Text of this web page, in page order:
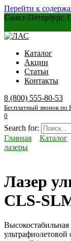
Перейти к
Санкт-Петербург,
Каталог
Акции
Статьи
Контакты
8 (800) 555-80-53
Бесплатный звонок по
0
Search for:
Главная
Каталог
лазеры
Лазер
CLS-